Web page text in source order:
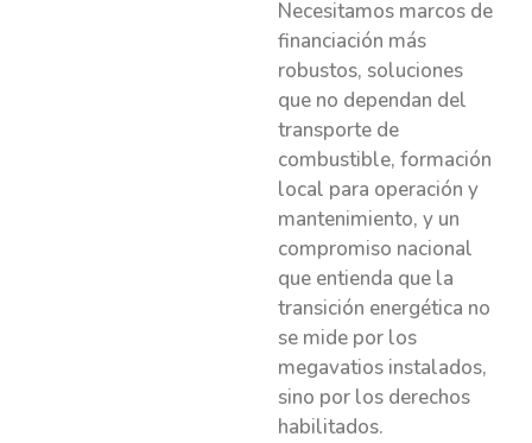
Necesitamos marcos de
financiación más
robustos, soluciones
que no dependan del
transporte de
combustible, formación
local para operación y
mantenimiento, y un
compromiso nacional
que entienda que la
transición energética no
se mide por los
megavatios instalados,
sino por los derechos
habilitados.